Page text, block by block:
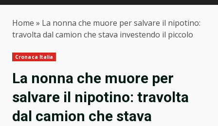
Home » La nonna che muore per salvare il nipotino:
travolta dal camion che stava investendo il piccolo
Cronaca Italia
La nonna che muore per
salvare il nipotino: travolta
dal camion che stava